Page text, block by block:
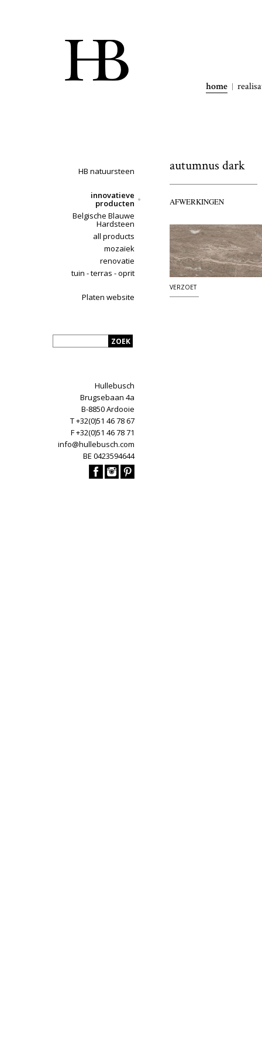
home
HB natuursteen
innovatieve
producten
Belgische Blauwe
Hardsteen
all products
mozaïek
renovatie
tuin - terras - oprit
Platen website
Hullebusch
Brugsebaan 4a
B-8850 Ardooie
T +32(0)51 46 78 67
F +32(0)51 46 78 71
info@hullebusch.com
BE 0423594644
autumnus dark
AFWERKINGEN
VERZOET